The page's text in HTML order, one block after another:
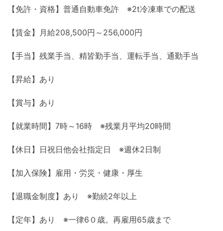
【免許・資格】普通自動車免許 ※2t冷凍車での配送
【賃金】月給208,500円～256,000円
【手当】残業手当、精皆勤手当、運転手当、通勤手当
【昇給】あり
【賞与】あり
【就業時間】7時～16時 ※残業月平均20時間
【休日】日祝日他会社指定日 ※週休2日制
【加入保険】雇用・労災・健康・厚生
【退職金制度】あり ※勤続2年以上
【定年】あり ※一律6０歳。再雇用65歳まで